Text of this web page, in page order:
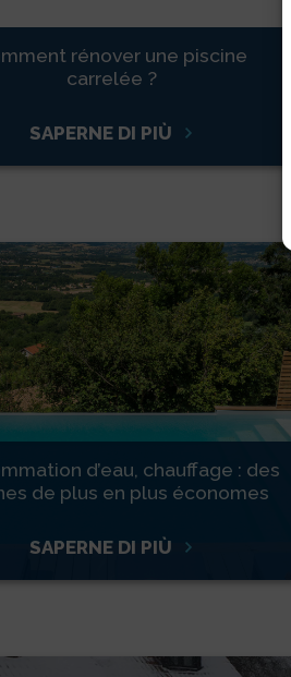
rénover une piscine
carrelée ?
SAPERNE DI PIÙ
d’eau, chauffage : des
de plus en plus économes
SAPERNE DI PIÙ